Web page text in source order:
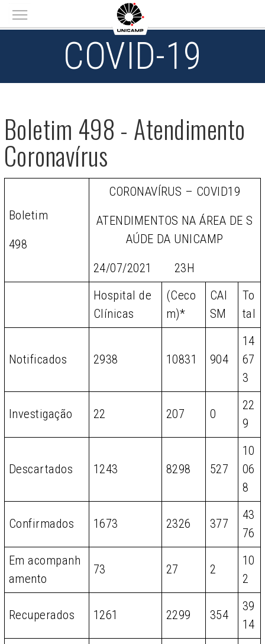
Main menu
COVID-19
Boletim 498 - Atendimento
Coronavírus
Boletim
498
CORONAVÍRUS – COVID19
ATENDIMENTOS NA ÁREA DE S
AÚDE DA UNICAMP
24/07/2021 23H
Hospital de
Clínicas
(Ceco
m)*
CAI
SM
To
tal
Notificados 2938 10831 904
14
67
3
Investigação 22 207 0
22
9
Descartados 1243 8298 527
10
06
8
Confirmados 1673 2326 377
43
76
Em acompanh
amento
73 27 2
10
2
Recuperados 1261 2299 354
39
14